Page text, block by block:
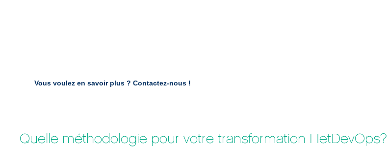
Vous voulez en savoir plus ? Contactez-nous !
Quelle méthodologie pour votre transformation NetDevOps?